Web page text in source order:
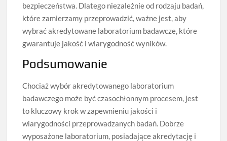
bezpieczeństwa. Dlatego niezależnie od rodzaju badań,
które zamierzamy przeprowadzić, ważne jest, aby
wybrać akredytowane laboratorium badawcze, które
gwarantuje jakość i wiarygodność wyników.
Podsumowanie
Chociaż wybór akredytowanego laboratorium
badawczego może być czasochłonnym procesem, jest
to kluczowy krok w zapewnieniu jakości i
wiarygodności przeprowadzanych badań. Dobrze
wyposażone laboratorium, posiadające akredytację i